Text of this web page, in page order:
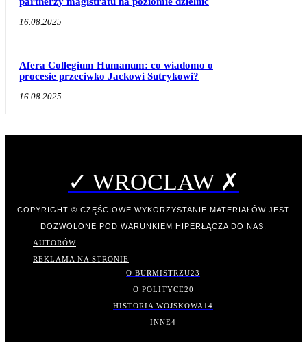
16.08.2025
Afera Collegium Humanum: co wiadomo o
procesie przeciwko Jackowi Sutrykowi?
16.08.2025
✓ WROCLAW ✗
COPYRIGHT © CZĘŚCIOWE WYKORZYSTANIE MATERIAŁÓW JEST
DOZWOLONE POD WARUNKIEM HIPERŁĄCZA DO NAS.
AUTORÓW
REKLAMA NA STRONIE
O BURMISTRZU23
O POLITYCE20
HISTORIA WOJSKOWA 14
INNE4